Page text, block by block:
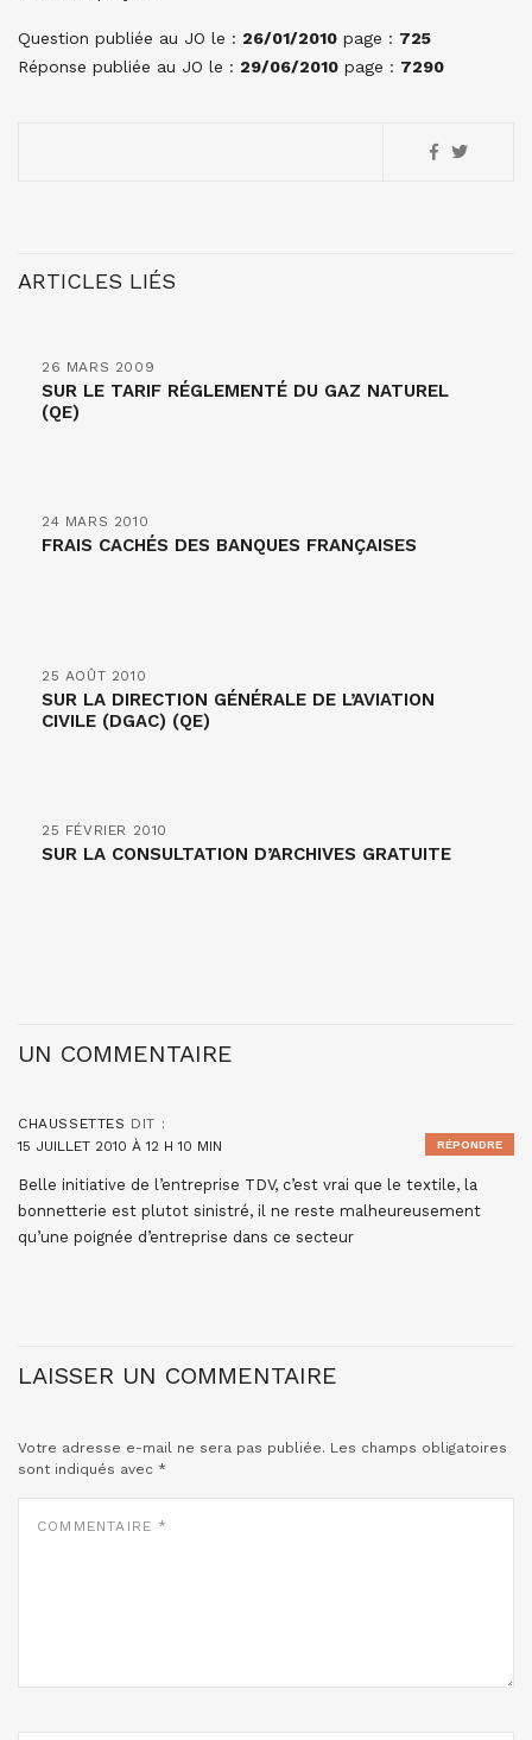
Question publiée au JO le : 26/01/2010 page : 725
Réponse publiée au JO le : 29/06/2010 page : 7290
ARTICLES LIÉS
26 MARS 2009
SUR LE TARIF RÉGLEMENTÉ DU GAZ NATUREL
(QE)
24 MARS 2010
FRAIS CACHÉS DES BANQUES FRANÇAISES
25 AOÛT 2010
SUR LA DIRECTION GÉNÉRALE DE L’AVIATION
CIVILE (DGAC) (QE)
25 FÉVRIER 2010
SUR LA CONSULTATION D’ARCHIVES GRATUITE
UN COMMENTAIRE
CHAUSSETTES DIT :
15 JUILLET 2010 À 12 H 10 MIN
Belle initiative de l’entreprise TDV, c’est vrai que le textile, la
bonnetterie est plutot sinistré, il ne reste malheureusement
qu’une poignée d’entreprise dans ce secteur
RÉPONDRE
LAISSER UN COMMENTAIRE
Votre adresse e-mail ne sera pas publiée. Les champs obligatoires
sont indiqués avec *